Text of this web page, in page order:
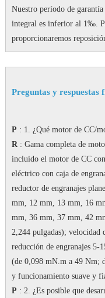
Nuestro período de garantía
integral es inferior al 1‰.
proporcionaremos
Preguntas y respuestas
P : 1. ¿Qué motor de CC/
R: Gama completa de
incluido el motor de CC
eléctrico con caja de
reductor de engranajes
mm, 12 mm, 13 mm, 16
mm, 36 mm, 37 mm, 42
2,244 pulgadas); velocidad
reducción de engranajes
(de 0,098 mN.m a 49 Nm;
y funcionamiento suave y
P : 2. ¿Es posible que